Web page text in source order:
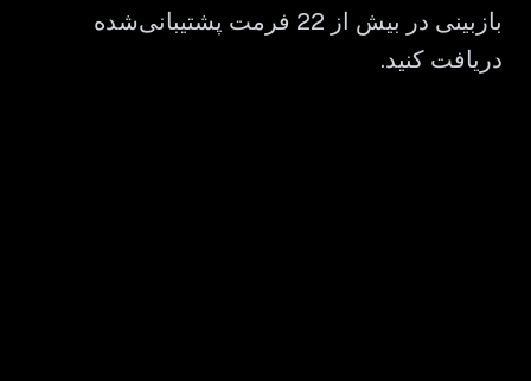
بازبینی در بیش از 22 فرمت پشتیبانی‌شده
دریافت کنید.